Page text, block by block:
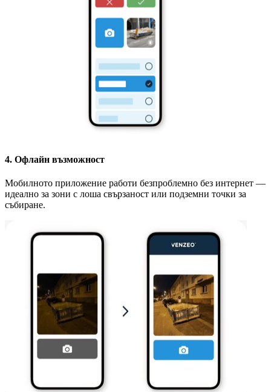
4. Офлайн възможност
Мобилното приложение работи безпроблемно без интернет —
идеално за зони с лоша свързаност или подземни точки за
събиране.